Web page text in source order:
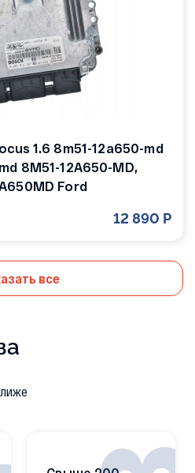
1.6 8m51-12a650-md
8M51-12A650-MD,
Ford
12 890 Р
все